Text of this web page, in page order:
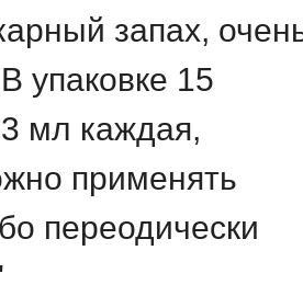
запах,
упаковке 15
мл каждая,
применять
переодически